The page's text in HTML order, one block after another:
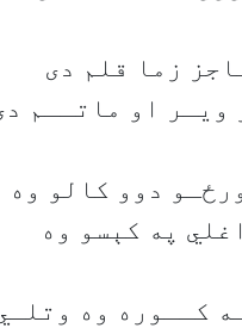
زما قلم دی
ويـر او ماتــم
دوو کالو وه
په کېسو وه
کــوره وه